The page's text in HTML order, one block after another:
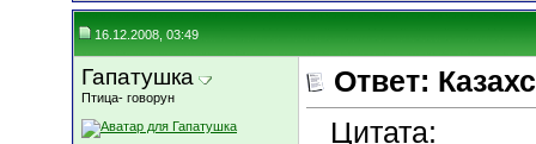
16.12.2008, 03:49
Гапатушка
Птица- говорун
Ответ:
Цитата: